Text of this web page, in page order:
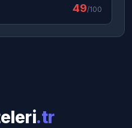
49/100
.tr